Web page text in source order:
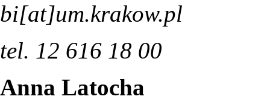
bi[at]um.krakow.pl
tel. 12 616 18 00
Anna Latocha